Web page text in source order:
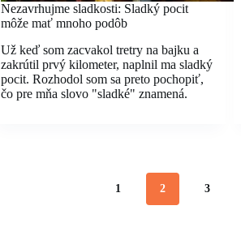
Nezavrhujme sladkosti: Sladký pocit
môže mať mnoho podôb
Už keď som zacvakol tretry na bajku a
zakrútil prvý kilometer, naplnil ma sladký
pocit. Rozhodol som sa preto pochopiť,
čo pre mňa slovo "sladké" znamená.
1 2 3